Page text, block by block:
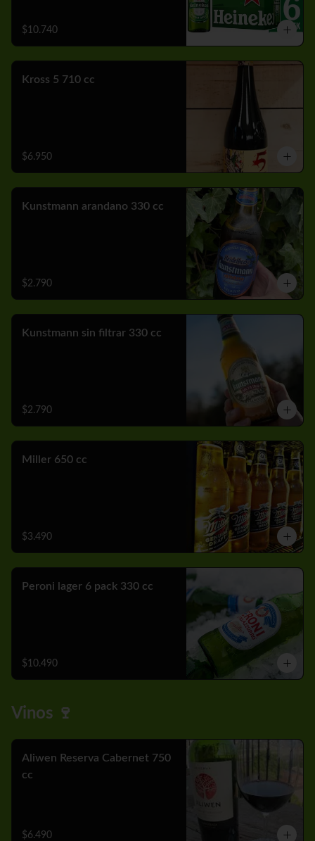
$10.740
Kross 5 710 cc
$6.950
Kunstmann arandano 330 cc
$2.790
Kunstmann sin filtrar 330 cc
$2.790
Miller 650 cc
$3.490
Peroni lager 6 pack 330 cc
$10.490
Vinos 🍷
Aliwen Reserva Cabernet 750
cc
$6.490